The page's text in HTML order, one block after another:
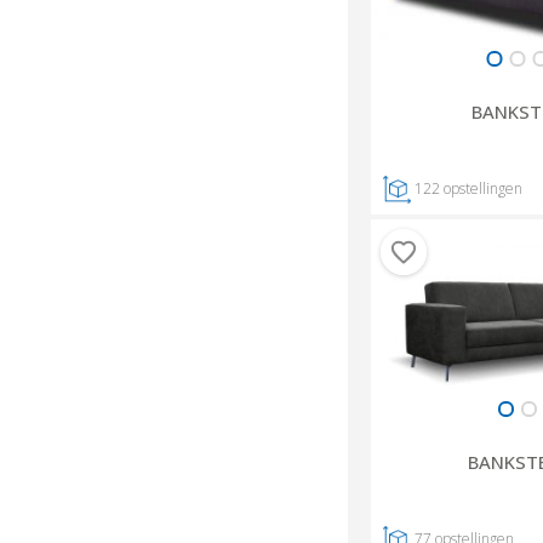
122 opstellingen
77 opstellingen